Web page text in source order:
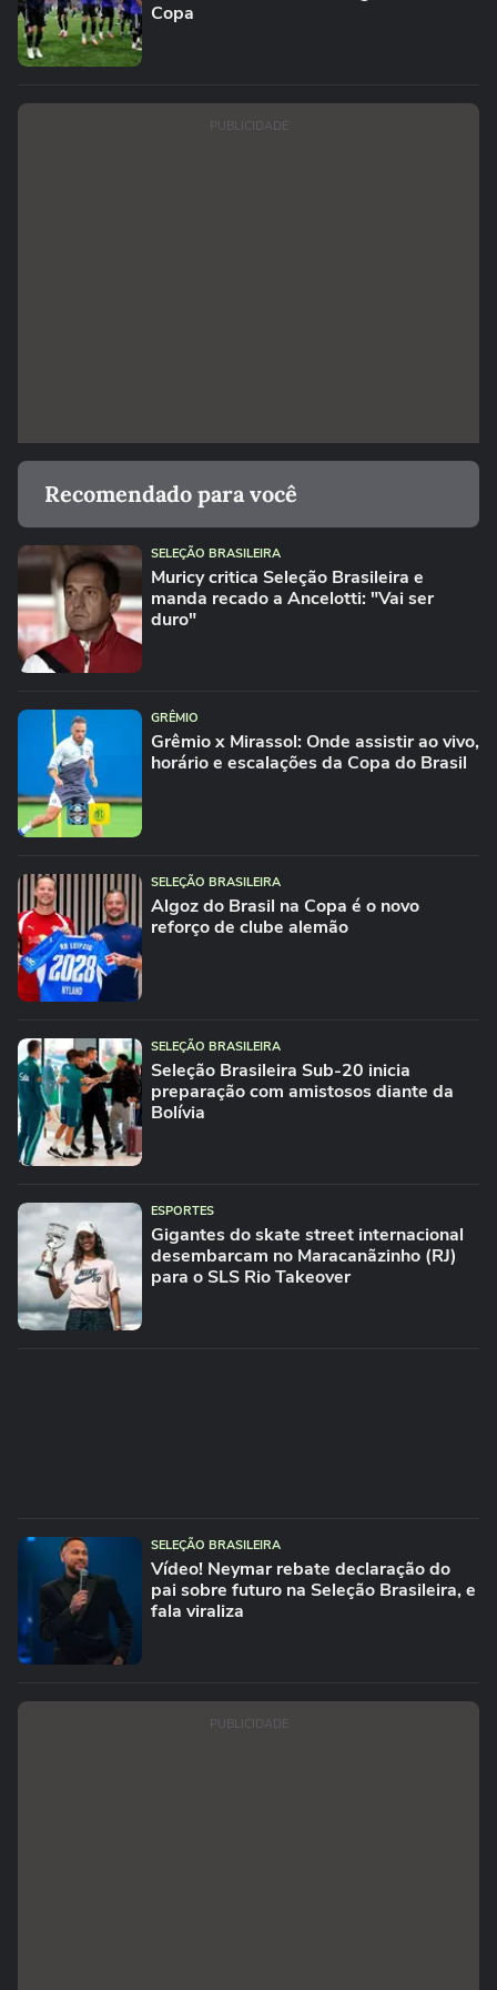
Copa
PUBLICIDADE
Recomendado para você
SELEÇÃO BRASILEIRA
Muricy critica Seleção Brasileira e
manda recado a Ancelotti: "Vai ser
duro"
GRÊMIO
Grêmio x Mirassol: Onde assistir ao vivo,
horário e escalações da Copa do Brasil
SELEÇÃO BRASILEIRA
Algoz do Brasil na Copa é o novo
reforço de clube alemão
SELEÇÃO BRASILEIRA
Seleção Brasileira Sub-20 inicia
preparação com amistosos diante da
Bolívia
ESPORTES
Gigantes do skate street internacional
desembarcam no Maracanãzinho (RJ)
para o SLS Rio Takeover
SELEÇÃO BRASILEIRA
Vídeo! Neymar rebate declaração do
pai sobre futuro na Seleção Brasileira, e
fala viraliza
PUBLICIDADE